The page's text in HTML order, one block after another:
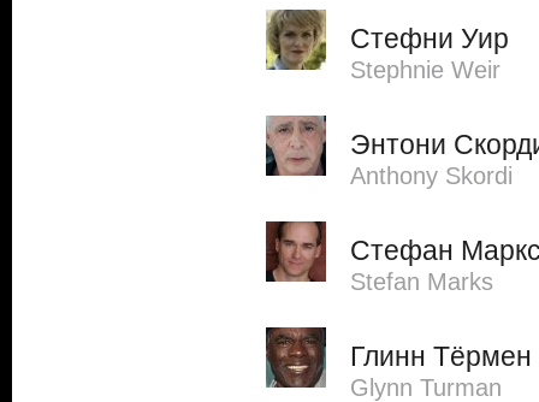
Стефни Уир
Stephnie Weir
Энтони
Anthony Skordi
Стефан
Stefan Marks
Глинн Тёрмен
Glynn Turman